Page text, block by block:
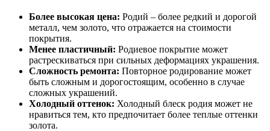
Более высокая цена: Родий – более редкий и дорогой
металл, чем золото, что отражается на стоимости
покрытия.
Менее пластичный: Родиевое покрытие может
растрескиваться при сильных деформациях украшения.
Сложность ремонта: Повторное родирование может
быть сложным и дорогостоящим, особенно в случае
сложных украшений.
Холодный оттенок: Холодный блеск родия может не
нравиться тем, кто предпочитает более теплые оттенки
золота.